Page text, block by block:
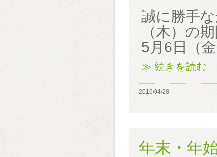
誠に勝手
（木）の
5月6日（
≫ 続きを読む
2016/04/28
年末・年